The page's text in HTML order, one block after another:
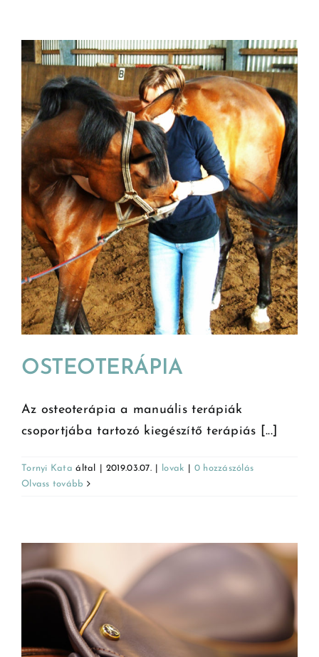
OSTEOTERÁPIA
Az osteoterápia a manuális terápiák
csoportjába tartozó kiegészítő terápiás [...]
Tornyi Kata által 2019.03.07. lovak
0 hozzászólás
Olvass tovább